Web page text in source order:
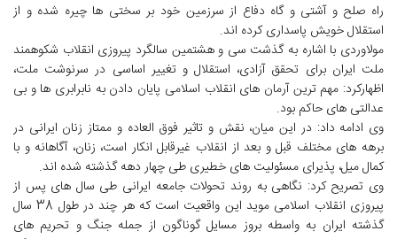
راه صلح و آشتی و گاه دفاع از سرزمین خود بر سختی ها چیره شده و از
استقلال خویش پاسداری کرده اند.
مولاوردی با اشاره به گذشت سی و هشتمین سالگرد پیروزی انقلاب شکوهمند
ملت ایران برای تحقق آزادی، استقلال و تغییر اساسی در سرنوشت ملت،
اظهارکرد: مهم ترین آرمان های انقلاب اسلامی پایان دادن به نابرابری ها و بی
عدالتی های حاکم بود.
وی ادامه داد: در این میان، نقش و تاثیر فوق العاده و ممتاز زنان ایرانی در
برهه های مختلف قبل و بعد از انقلاب غیرقابل انکار است، زنان، آگاهانه و با
کمال میل، پذیرای مسئولیت های خطیری طی چهار دهه گذشته شده اند.
وی تصریح کرد: نگاهی به روند تحولات جامعه ایرانی طی سال های پس از
پیروزی انقلاب اسلامی موید این واقعیت است که هر چند در طول 38 سال
گذشته ایران به واسطه بروز مسایل گوناگون از جمله جنگ و تحریم های